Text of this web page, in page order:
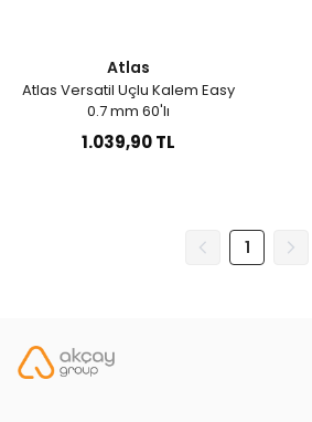
Atlas
Atlas Versatil Uçlu Kalem Easy
0.7 mm 60'lı
1.039,90 TL
1